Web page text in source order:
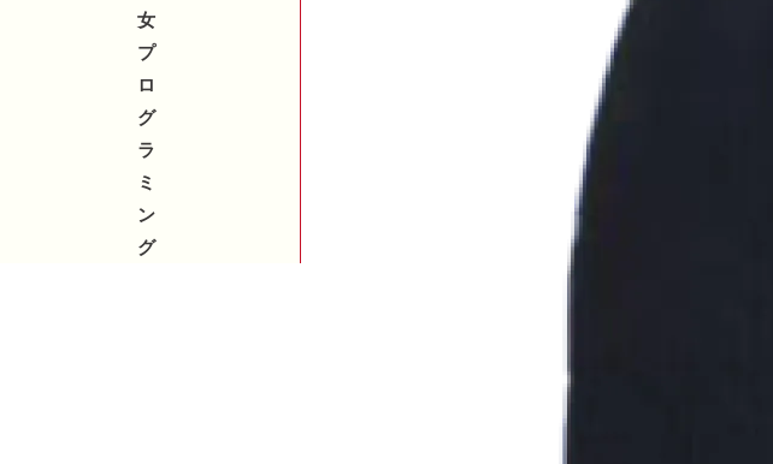
女
プ
ロ
グ
ラ
ミ
ン
グ